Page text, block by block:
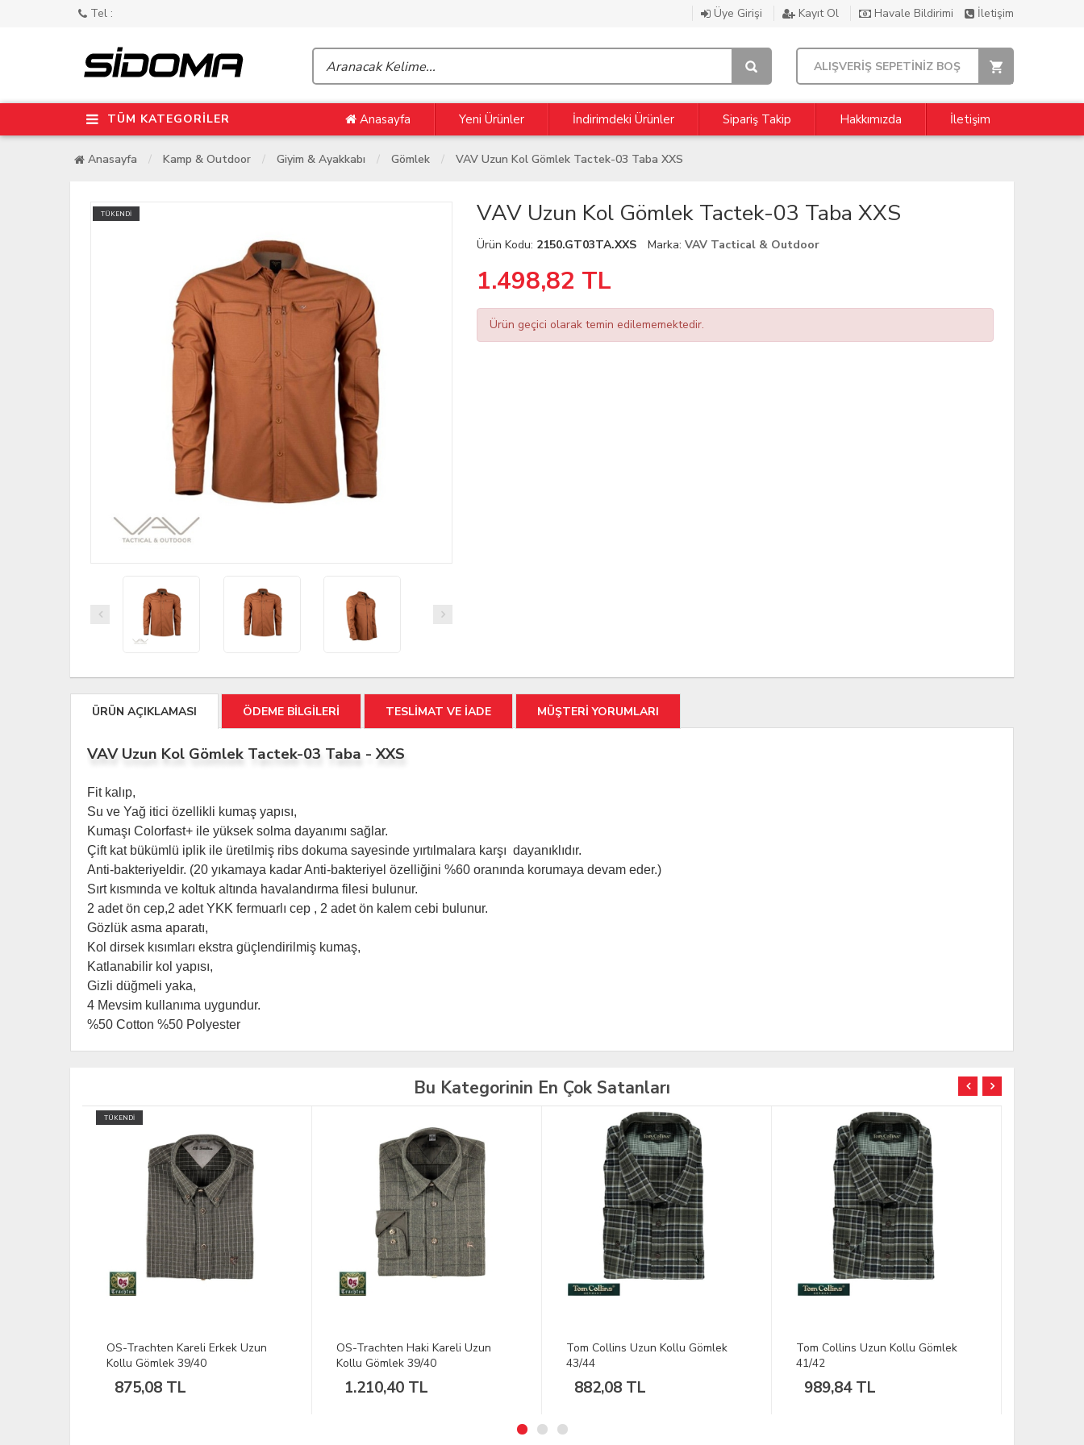
Tel : Üye Girişi Kayıt Ol Havale Bildirimi İletişim
ALIŞVERİŞ SEPETİNİZ BOŞ
TÜM KATEGORİLER Anasayfa Yeni Ürünler İndirimdeki Ürünler Sipariş Takip Hakkımızda İletişim
Anasayfa Kamp & Outdoor Giyim & Ayakkabı Gömlek VAV Uzun Kol Gömlek Tactek-03 Taba XXS
TÜKENDİ VAV Uzun Kol Gömlek Tactek-03 Taba XXS
Ürün Kodu: 2150.GT03TA.XXS Marka:VAV Tactical & Outdoor
1.498,82 TL
Ürün geçici olarak temin edilememektedir.
ÜRÜN AÇIKLAMASI ÖDEME BİLGİLERİ TESLİMAT VE İADE MÜŞTERİ YORUMLARI
VAV Uzun Kol Gömlek Tactek-03 Taba - XXS
Fit kalıp,
Su ve Yağ itici özellikli kumaş yapısı,
Kumaşı Colorfast+ ile yüksek solma dayanımı sağlar.
Çift kat bükümlü iplik ile üretilmiş ribs dokuma sayesinde yırtılmalara karşı dayanıklıdır.
Anti-bakteriyeldir. (20 yıkamaya kadar Anti-bakteriyel özelliğini %60 oranında korumaya devam eder.)
Sırt kısmında ve koltuk altında havalandırma filesi bulunur.
2 adet ön cep,2 adet YKK fermuarlı cep , 2 adet ön kalem cebi bulunur.
Gözlük asma aparatı,
Kol dirsek kısımları ekstra güçlendirilmiş kumaş,
Katlanabilir kol yapısı,
Gizli düğmeli yaka,
4 Mevsim kullanıma uygundur.
%50 Cotton %50 Polyester
Bu Kategorinin En Çok Satanları
OS-Trachten Haki Kareli Uzun
Kollu Gömlek 39/40
1.210,40 TL
Tom Collins Uzun Kollu Gömlek
43/44
882,08 TL
Tom Collins Uzun Kollu Gömlek
41/42
989,84 TL
Tom Collins Uzun Kollu Gömlek
39/40
882,08 TL